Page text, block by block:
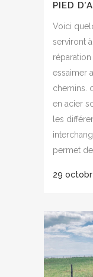
PIED
Voici
serviront
essaimer
chemins.
en acier
les
permet de
29